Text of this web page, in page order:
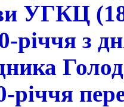
УГКЦ
річчя з
річчя